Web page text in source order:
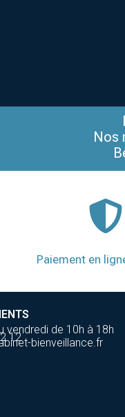
Nos
Paiement en
vendredi de 10h à 18h
12 bienveillance.fr